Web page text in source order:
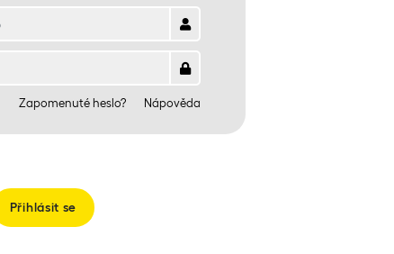
Zapomenuté heslo? Nápověda
Přihlásit se